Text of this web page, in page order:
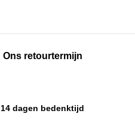
Ons retourtermijn
14 dagen bedenktijd